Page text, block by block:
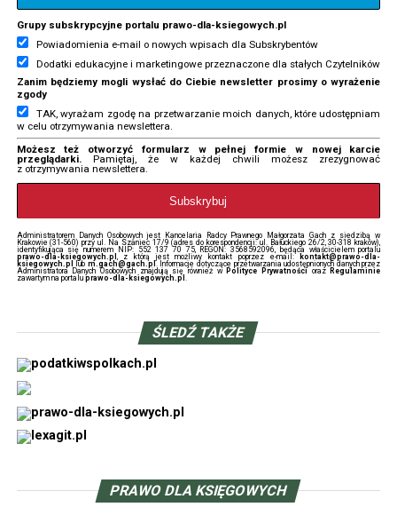
NIE PRZEGAP
Czym zajmują się kancelarie adwokackie?
Grupy subskrypcyjne portalu prawo-dla-ksiegowych.pl
Powiadomienia e-mail o nowych wpisach dla Subskrybentów
Dodatki edukacyjne i marketingowe przeznaczone dla stałych Czytelników
Zanim będziemy mogli wysłać do Ciebie newsletter prosimy o wyrażenie
zgody
TAK, wyrażam zgodę na przetwarzanie moich danych, które udostępniam
w celu otrzymywania newslettera.
Możesz też otworzyć formularz w pełnej formie w nowej karcie
przeglądarki.Pamiętaj, że w każdej chwili możesz zrezygnować
z otrzymywania newslettera.
Administratorem Danych Osobowych jest Kancelaria Radcy Prawnego Małgorzata Gach z siedzibą w
Krakowie (31-560) przy ul. Na Szaniec 17/9 (adres do korespondencji: ul. Bałuckiego 26/2, 30-318 kraków),
identyfikująca się numerem NIP: 552 137 70 75, REGON: 3568592096, będąca właścicielem portalu
prawo-dla-ksiegowych.pl , z którą jest możliwy kontakt poprzez e-mail: kontakt@prawo-dla-
ksiegowych.pl
lub m.gach@gach.pl. Informacje dotyczące przetwarzania udostępnionych danych przez
Administratora Danych Osobowych znajdują się również w Polityce Prywatności oraz Regulaminie
zawartym na portalu prawo-dla-ksiegowych.pl .
ŚLEDŹ TAKŻE
PRAWO DLA KSIĘGOWYCH